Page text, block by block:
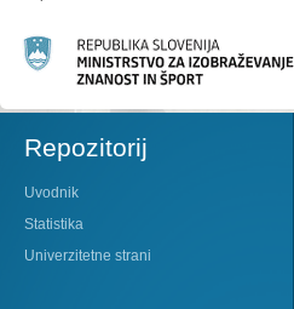
Repozitorij
Uvodnik
Statistika
Univerzitetne strani